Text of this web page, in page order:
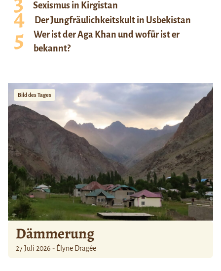
Sexismus in Kirgistan
Der Jungfräulichkeitskult in Usbekistan
Wer ist der Aga Khan und wofür ist er
bekannt?
Bild des Tages
Dämmerung
27 Juli 2026 - Élyne Dragée